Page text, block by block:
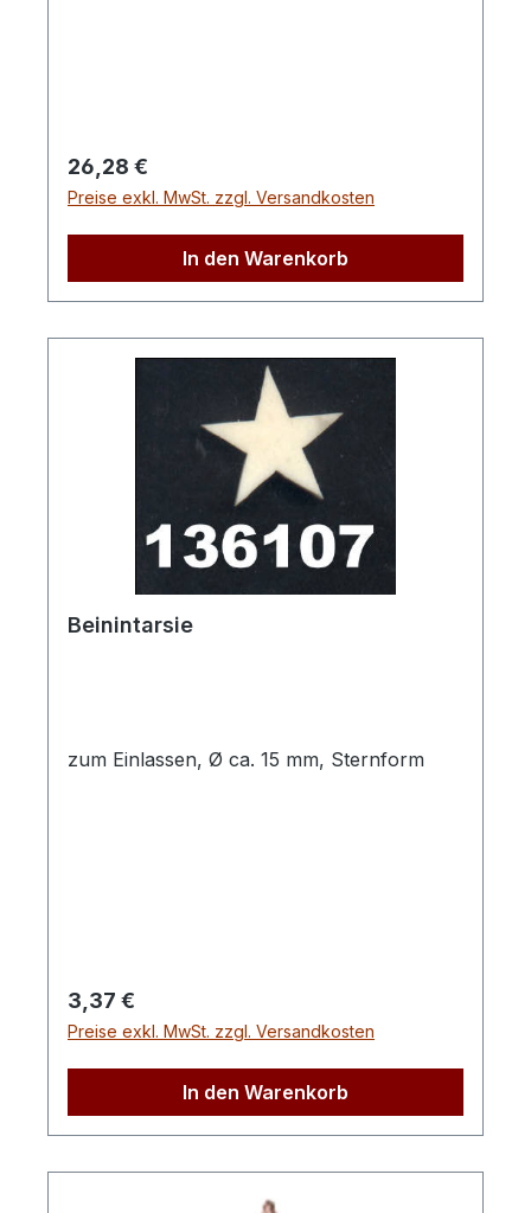
Regulärer Preis:
26,28 €
Preise exkl. MwSt. zzgl. Versandkosten
In den Warenkorb
Beinintarsie
zum Einlassen, Ø ca. 15 mm, Sternform
Regulärer Preis:
3,37 €
Preise exkl. MwSt. zzgl. Versandkosten
In den Warenkorb